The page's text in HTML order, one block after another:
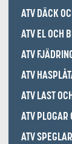
ATV DÄCK
ATV EL OCH
ATV
ATV
ATV LAST
ATV PLOGAR
ATV SPEGLAR